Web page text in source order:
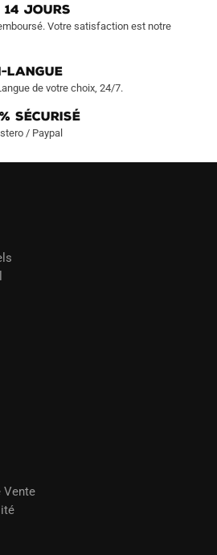
14 JOURS
Votre satisfaction est notre
LANGUE
de votre choix, 24/7.
Sécurisé
/ Paypal
Vente